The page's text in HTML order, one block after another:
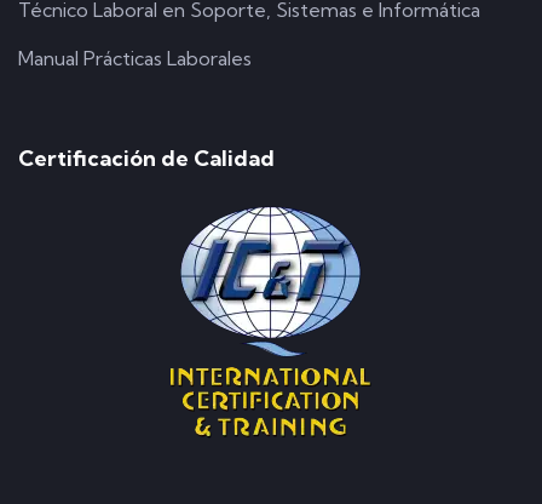
Técnico Laboral en Soporte, Sistemas e Informática
Manual Prácticas Laborales
Certificación de Calidad